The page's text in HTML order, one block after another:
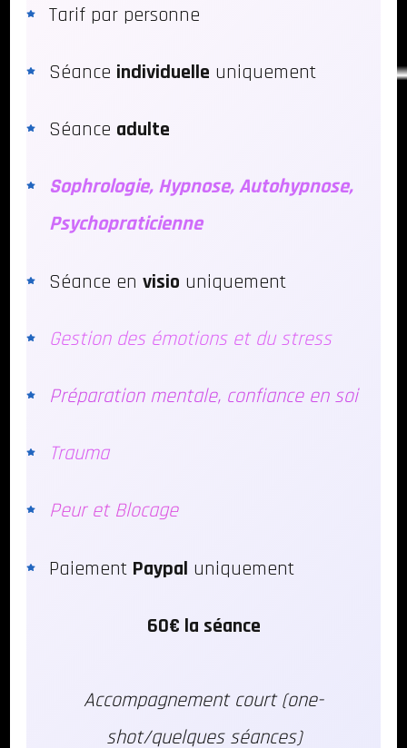
Tarif par personne
Séance individuelle uniquement
Séance adulte
Sophrologie, Hypnose, Autohypnose,
Psychopraticienne
Séance en visio uniquement
Gestion des émotions et du stress
Préparation mentale, confiance en soi
Trauma
Peur et Blocage
Paiement Paypal uniquement
60€ la séance
Accompagnement court (one-
shot/quelques séances)